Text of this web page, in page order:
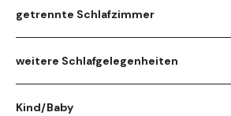
getrennte Schlafzimmer
weitere Schlafgelegenheiten
Kind/Baby